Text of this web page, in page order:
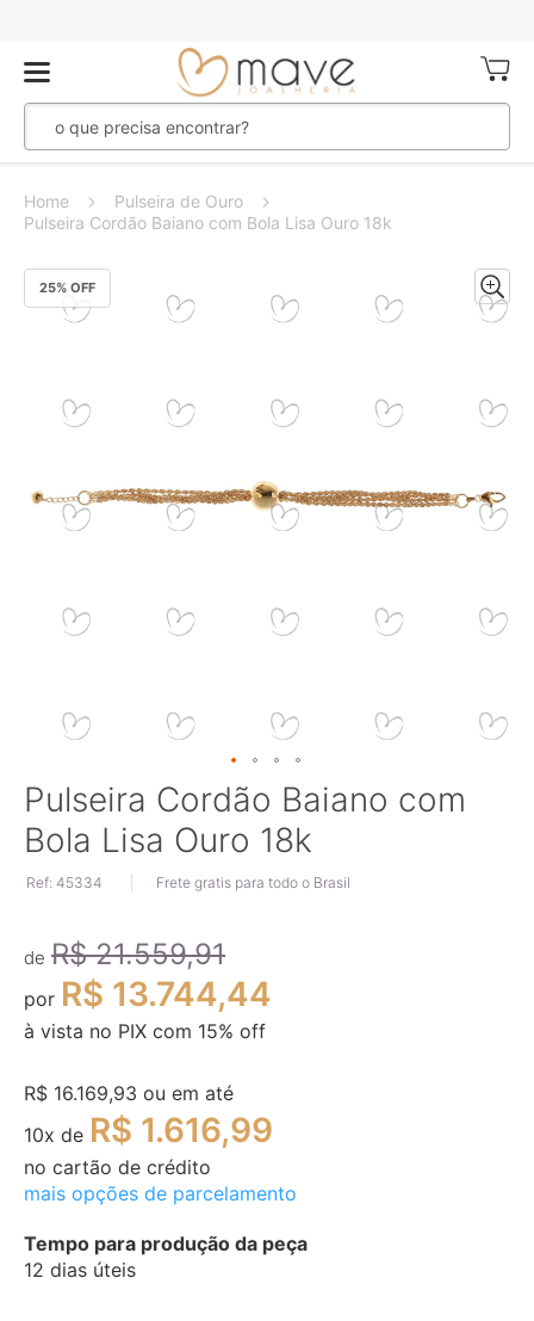
Meu
Home
Pulseira de Ouro
Pulseira Cordão Baiano com Bola Lisa Ouro 18k
25% OFF
Pular
para
o
imagens
Saltar
para
o
da
imagens
Pulseira Cordão Baiano com
Bola Lisa Ouro 18k
Ref: 45334 Frete gratis para todo o Brasil
de R$ 21.559,91
por R$ 13.744,44
à vista no PIX com 15% off
R$ 16.169,93 ou em até
10x de R$ 1.616,99
no cartão de crédito
mais opções de parcelamento
Tempo para produção da peça
12 dias úteis